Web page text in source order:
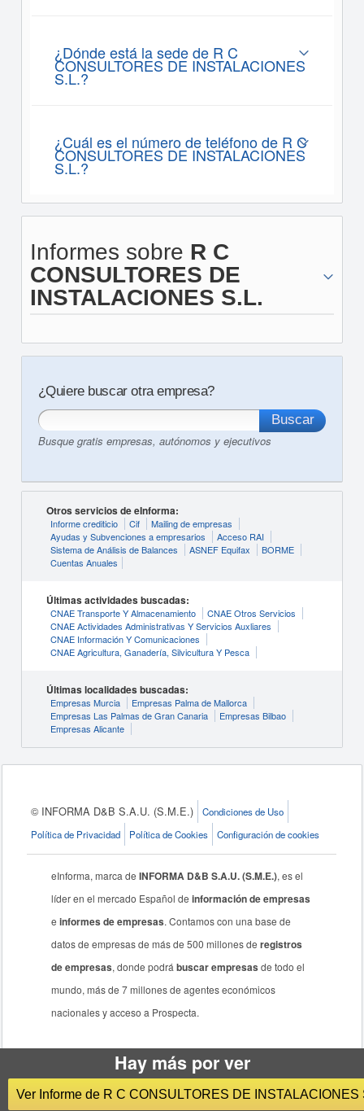
¿Dónde está la sede de R C
CONSULTORES DE INSTALACIONES
S.L.?
¿Cuál es el número de teléfono de R C
CONSULTORES DE INSTALACIONES
S.L.?
Informes sobre R C
CONSULTORES DE
INSTALACIONES S.L.
¿Quiere buscar otra empresa?
Busque gratis empresas, autónomos y ejecutivos
Otros servicios de eInforma:
Informe crediticio Cif
Mailing de empresas
Ayudas y Subvenciones a empresarios
Acceso RAI
Sistema de Análisis de Balances
ASNEF Equifax
BORME
Cuentas Anuales
Últimas actividades buscadas:
CNAE Transporte Y Almacenamiento
CNAE Otros Servicios
CNAE Actividades Administrativas Y Servicios Auxliares
CNAE Información Y Comunicaciones
CNAE Agricultura, Ganadería, Silvicultura Y Pesca
Últimas localidades buscadas:
Empresas Murcia
Empresas Palma de Mallorca
Empresas Las Palmas de Gran Canaria
Empresas Bilbao
Empresas Alicante
© INFORMA D&B S.A.U. (S.M.E.)
Condiciones de Uso
Política de Privacidad
Política de Cookies Configuración de cookies
eInforma, marca deINFORMA D&B S.A.U. (S.M.E.), es el
líder en el mercado Español deinformación de empresas
einformes de empresas. Contamos con una base de
datos de empresas de más de 500 millones deregistros
de empresas, donde podrábuscar empresas de todo el
mundo, más de 7 millones de agentes económicos
nacionales y acceso a Prospecta.
Hay más por ver
Ver Informe de R C CONSULTORES DE INSTALACIONES